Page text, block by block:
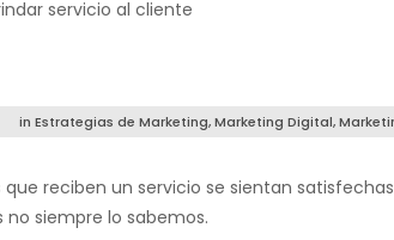
in Estrategias de Marketing,Marketing Digital,
que reciben un servicio se sientan
siempre lo sabemos.